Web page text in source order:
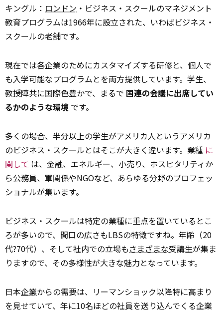
キングル： ロンドン ・ビジネス・スクールのマネジメント
教育プログラムは1966年に設立された、いわばビジネス・
スクールの老舗です。
現在では各企業のためにカスタマイズする研修と、個人で
も入学可能なプログラムとを両方提供しています。学生、
教授陣共に国際色豊かで、まるで 国連の会議に出席してい
るかのような環境 です。
多くの場合、半分以上の学生がアメリカ人というアメリカ
のビジネス・スクールとはそこが大きく違います。業種 に
関して は、金融、エネルギー、小売り、ホスピタリティか
ら公務員、軍関係やNGOなど、あらゆる分野のプロフェッ
ショナルが集います。
ビジネス・スクールは特定の業種に重点を置いているとこ
ろが多いので、間口の広さもLBSの特徴ですね。年齢（20
代?70代）、そして社内での立場もさまざまな受講生が集ま
りますので、その多様性が大きな魅力となっています。
日本企業からの需要は、リーマンショック以降特に高まり
を見せていて、年に10名ほどの社員を送り込んでくる企業